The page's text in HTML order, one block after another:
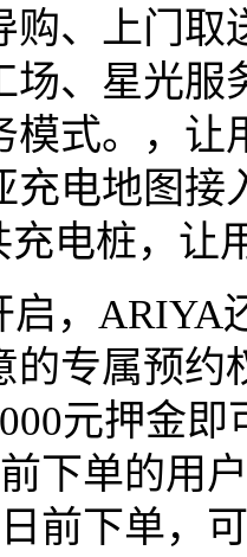
购、上门取
场、星光服
模式。，
充电地图接
充电桩，让
启，ARIYA
的专属预约
元押金即
下单的用
前下单，